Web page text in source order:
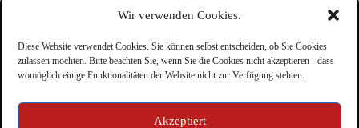
Wir verwenden Cookies.
Diese Website verwendet Cookies. Sie können selbst entscheiden, ob Sie Cookies
zulassen möchten. Bitte beachten Sie, wenn Sie die Cookies nicht akzeptieren - dass
womöglich einige Funktionalitäten der Website nicht zur Verfügung stehten.
Akzeptiert